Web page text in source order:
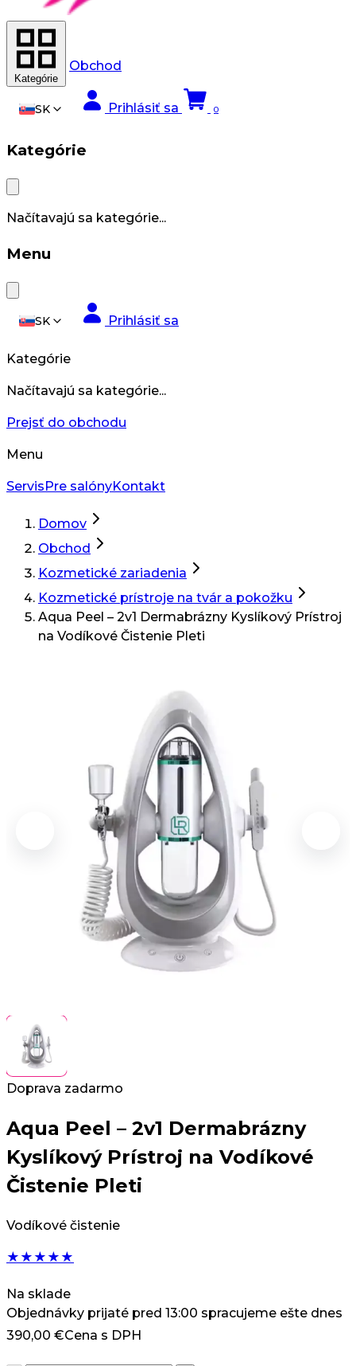
Kategórie
Obchod
SK Prihlásiť sa 0
Kategórie
Načítavajú sa kategórie...
Menu
SK Prihlásiť sa
Kategórie
Načítavajú sa kategórie...
Prejsť do obchodu
Menu
Servis Pre salónyKontakt
Domov
Obchod
Kozmetické zariadenia
Kozmetické prístroje na tvár a pokožku
Aqua Peel – 2v1 Dermabrázny Kyslíkový Prístroj
na Vodíkové Čistenie Pleti
Doprava zadarmo
Aqua Peel – 2v1 Dermabrázny
Kyslíkový Prístroj na Vodíkové
Čistenie Pleti
Vodíkové čistenie
★ ★ ★ ★ ★
Na sklade
Objednávky prijaté pred 13:00 spracujeme ešte dnes
390,00 €Cena s DPH